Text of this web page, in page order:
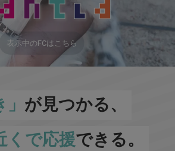
表示中のFCはこちら
が見つかる、
くで応援できる。